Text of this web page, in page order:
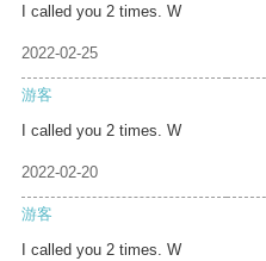
I called you 2 times. W
2022-02-25
游客
I called you 2 times. W
2022-02-20
游客
I called you 2 times. W